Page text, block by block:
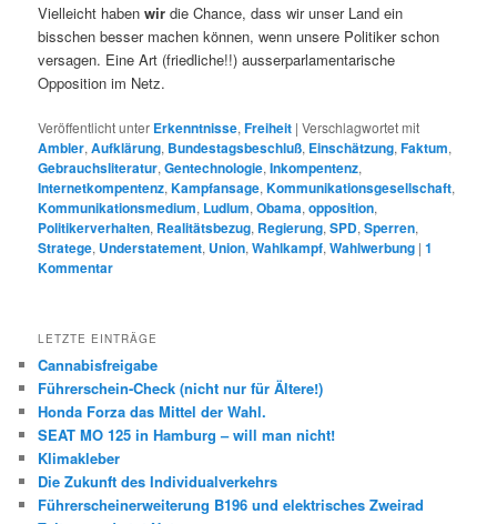
Vielleicht habenwir die Chance, dass wir unser Land ein
bisschen besser machen können, wenn unsere Politiker schon
versagen. Eine Art (friedliche!!) ausserparlamentarische
Opposition im Netz.
Veröffentlicht unter Erkenntnisse,Freiheit |Verschlagwortet mit
Ambler,Aufklärung, Bundestagsbeschluß, Einschätzung,Faktum,
Gebrauchsliteratur,Gentechnologie,Inkompentenz,
Internetkompentenz,Kampfansage,Kommunikationsgesellschaft,
Kommunikationsmedium, Ludlum,Obama,opposition,
Politikerverhalten, Realitätsbezug, Regierung,SPD,Sperren,
Stratege, Understatement, Union,Wahlkampf,Wahlwerbung |1
Kommentar
LETZTE EINTRÄGE
Cannabisfreigabe
Führerschein-Check (nicht nur für Ältere!)
Honda Forza das Mittel der Wahl.
SEAT MO 125 in Hamburg – will man nicht!
Klimakleber
Die Zukunft des Individualverkehrs
Führerscheinerweiterung B196 und elektrisches Zweirad